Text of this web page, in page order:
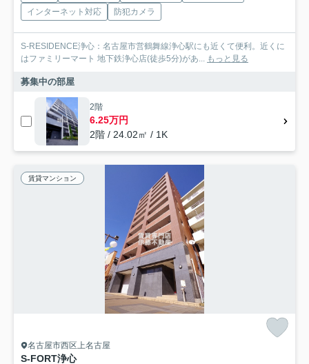
インターネット対応
防犯カメラ
S-RESIDENCE浄心：名古屋市営鶴舞線浄心駅にも近くて便利。近くに
はファミリーマート 地下鉄浄心店(徒歩5分)があ... もっと見る
募集中の部屋
2階
6.25万円
2階 / 24.02㎡ / 1K
賃貸マンション
名古屋市西区上名古屋
S-FORT浄心